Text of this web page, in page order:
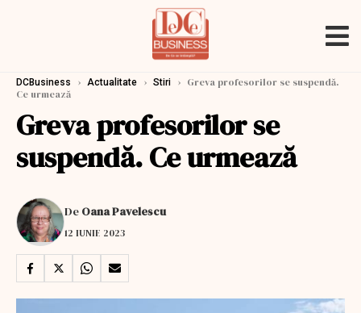
DCBusiness › Actualitate › Stiri › Greva profesorilor se suspendă.
Ce urmează
Greva profesorilor se
suspendă. Ce urmează
De Oana Pavelescu
12 IUNIE 2023